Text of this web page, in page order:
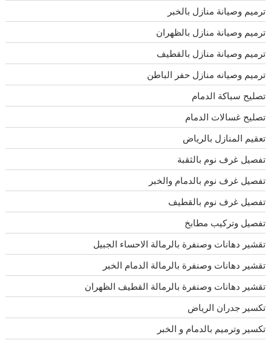
ترميم وصيانة منازل بالخبر
ترميم وصيانة منازل بالظهران
ترميم وصيانة منازل بالقطيف
ترميم وصيانه منازل حفر الباطن
تصليح سباكة الدمام
تصليح غسالات الدمام
تعقيم المنازل بالرياض
تفصيل غرف نوم بالثقبة
تفصيل غرف نوم بالدمام والخبر
تفصيل غرف نوم بالقطيف
تفصيل وتركيب مطابخ
تقشير دهانات وصنفرة بالرمالة الاحساء الجبيل
تقشير دهانات وصنفرة بالرمالة الدمام الخبر
تقشير دهانات وصنفرة بالرمالة القطيف الظهران
تكسير جدران الرياض
تكسير وترميم بالدمام و الخبر